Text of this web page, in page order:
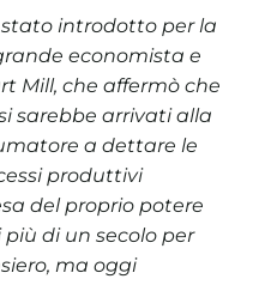
introdotto per la
economista e
Mill, che affermò che
sarebbe arrivati alla
a dettare le
produttivi
del proprio potere
più di un secolo per
ma oggi